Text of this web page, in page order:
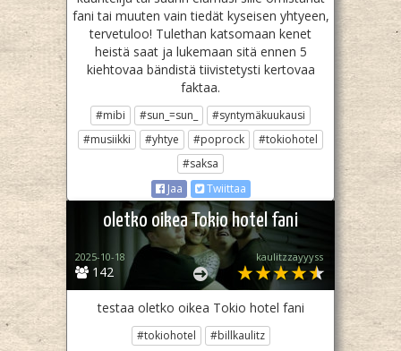
fani tai muuten vain tiedät kyseisen yhtyeen,
tervetuloo! Tulethan katsomaan kenet
heistä saat ja lukemaan sitä ennen 5
kiehtovaa bändistä tiivistetysti kertovaa
faktaa.
#mibi #sun_=sun_
#syntymäkuukausi
#musiikki
#yhtye #poprock
#tokiohotel
#saksa
Jaa
Twiittaa
oletko oikea Tokio hotel fani
142
2025-10-18 kaulitzzayyyss
testaa oletko oikea Tokio hotel fani
#tokiohotel
#billkaulitz